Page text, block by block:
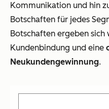
Kommunikation und hin
Botschaften für jedes
Botschaften ergeben
Kundenbindung und eine
Neukundengewinnung.